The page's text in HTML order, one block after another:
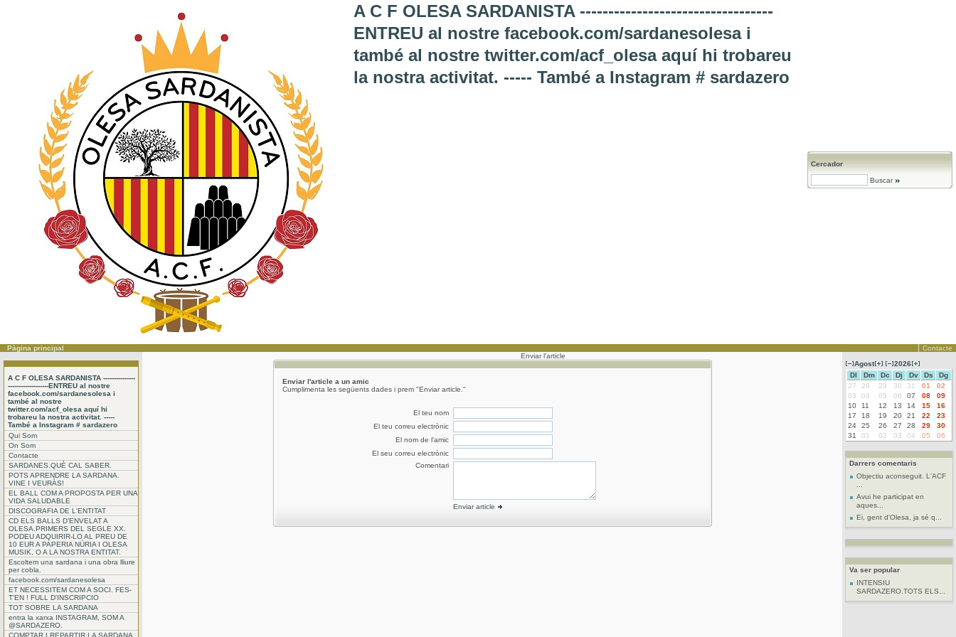
A C F OLESA SARDANISTA ----------------------------------
ENTREU al nostre facebook.com/sardanesolesa i
també al nostre twitter.com/acf_olesa aquí hi trobareu
la nostra activitat. ----- També a Instagram # sardazero
Cercador
Buscar
Pàgina principal Contacte
A C F OLESA SARDANISTA ---------------
-------------------ENTREU al nostre
facebook.com/sardanesolesa i
també al nostre
twitter.com/acf_olesa aquí hi
trobareu la nostra activitat. -----
També a Instagram # sardazero
Qui Som
On Som
Contacte
SARDANES.QUÈ CAL SABER.
POTS APRENDRE LA SARDANA.
VINE I VEURÀS!
EL BALL COM A PROPOSTA PER UNA
VIDA SALUDABLE
DISCOGRAFIA DE L'ENTITAT
CD ELS BALLS D'ENVELAT A
OLESA.PRIMERS DEL SEGLE XX.
PODEU ADQUIRIR-LO AL PREU DE
10 EUR A PAPERIA NÚRIA I OLESA
MUSIK, O A LA NOSTRA ENTITAT.
Escoltem una sardana i una obra lliure
per cobla.
facebook.com/sardanesolesa
ET NECESSITEM COM A SOCI. FES-
T'EN ! FULL D'INSCRIPCIO
TOT SOBRE LA SARDANA
entra la xarxa INSTAGRAM, SOM A
@SARDAZERO.
COMPTAR I REPARTIR LA SARDANA.
Enviar l'article
Enviar l'article a un amic
Cumplimenta les següents dades i prem "Enviar article."
El teu nom
El teu correu electrònic
El nom de l'amic
El seu correu electrònic
Comentari
Enviar article
Agost
2026
Dl
Dm Dc Dj Dv Ds
Dg
27
28 29 30 31 01
02
03
04 05 06 07 08
09
10
11 12 13 14 15
16
17
18 19 20 21 22
23
24
25 26 27 28 29
30
31
01 02 03 04 05 06
Darrers comentaris
Objectiu aconseguit. L'ACF
Avui he participat en
aques...
Ei, gent d'Olesa, ja sé q...
Va ser popular
INTENSIU
SARDAZERO.TOTS ELS...